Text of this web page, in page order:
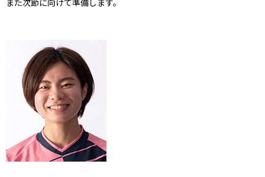
また次節に向けて準備します。